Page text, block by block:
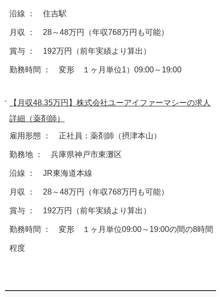
沿線 ： 住吉駅
月収 ： 28～48万円（年収768万円も可能）
賞与 ： 192万円（前年実績より算出）
勤務時間 ： 変形 １ヶ月単位1）09:00～19:00
【月収48.35万円】株式会社ユーアイファーマシーの求人
詳細（薬剤師）
雇用形態 ： 正社員：薬剤師（摂津本山）
勤務地 ： 兵庫県神戸市東灘区
沿線 ： JR東海道本線
月収 ： 28～48万円（年収768万円も可能）
賞与 ： 192万円（前年実績より算出）
勤務時間 ： 変形 １ヶ月単位09:00～19:00の間の8時間
程度